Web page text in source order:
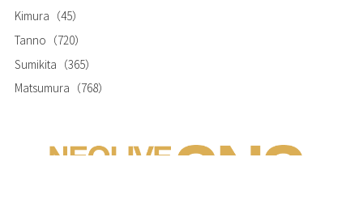
Kimura （45）
Tanno （720）
Sumikita （365）
Matsumura （768）